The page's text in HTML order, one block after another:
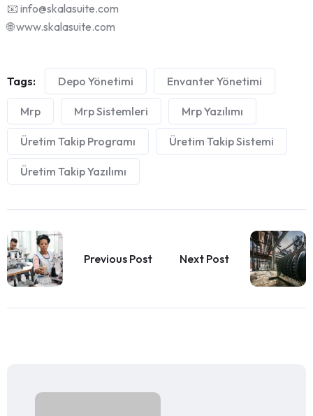
📧 info@skalasuite.com
🌐 www.skalasuite.com
Tags: Depo Yönetimi Envanter Yönetimi
Mrp Mrp Sistemleri Mrp Yazılımı
Üretim Takip Programı Üretim Takip Sistemi
Üretim Takip Yazılımı
Previous Post Next Post